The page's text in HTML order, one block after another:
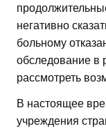
негативно
больному
обследование в
рассмотреть
В настоящее
учреждения